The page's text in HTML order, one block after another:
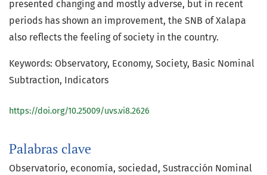
Palabras clave
Observatorio economía sociedad Sustracción Nominal
presented changing and mostly adverse, but in recent
periods has shown an improvement, the SNB of Xalapa
also reflects the feeling of society in the country.
Keywords: Observatory, Economy, Society, Basic Nominal
Subtraction, Indicators
https://doi.org/10.25009/uvs.vi8.2626